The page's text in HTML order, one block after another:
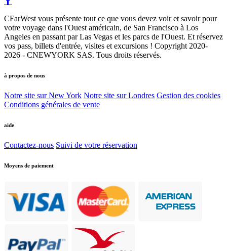
CFarWest vous présente tout ce que vous devez voir et savoir pour
votre voyage dans l'Ouest américain, de San Francisco à Los
Angeles en passant par Las Vegas et les parcs de l'Ouest. Et réservez
vos pass, billets d'entrée, visites et excursions ! Copyright 2020-
2026 - CNEWYORK SAS. Tous droits réservés.
à propos de nous
Notre site sur New York Notre site sur Londres Gestion des cookies
Conditions générales de vente
aide
Contactez-nous Suivi de votre réservation
Moyens de paiement